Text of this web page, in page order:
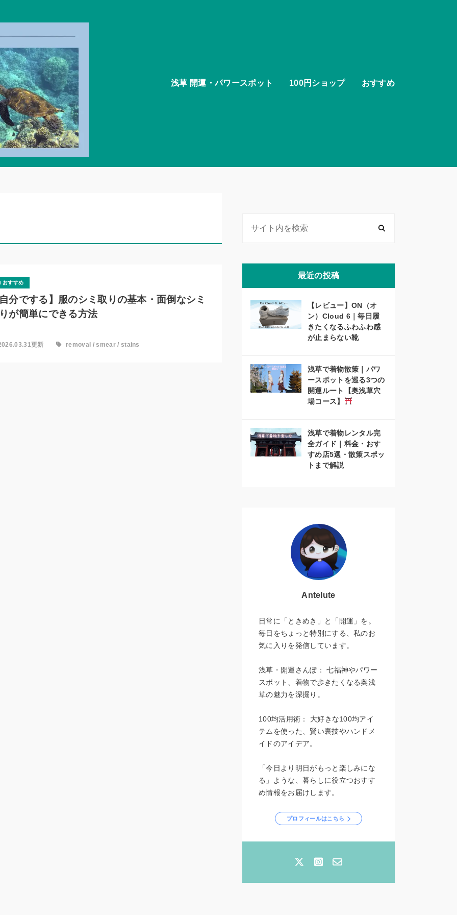
浅草 開運・パワースポット 100円ショップ おすすめ
おすすめ
分でする】服のシミ取りの基本・面倒なシミ
が簡単にできる方法
更新 removal /smear/ stains
最近の投稿
【レビュー】ON（オ
ン）Cloud 6｜毎日履
きたくなるふわふわ感
が止まらない靴
浅草で着物散策｜パワ
ースポットを巡る3つの
開運ルート【奥浅草穴
場コース】
浅草で着物レンタル完
全ガイド｜料金・おす
すめ店5選・散策スポッ
トまで解説
Antelute
日常に「ときめき」と「開運」を。
毎日をちょっと特別にする、私のお
気に入りを発信しています。
浅草・開運さんぽ： 七福神やパワー
スポット、着物で歩きたくなる奥浅
草の魅力を深掘り。
100均活用術： 大好きな100均アイ
テムを使った、賢い裏技やハンドメ
イドのアイデア。
「今日より明日がもっと楽しみにな
る」ような、暮らしに役立つおすす
め情報をお届けします。
プロフィールはこちら